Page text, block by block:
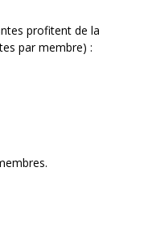
profitent de la
par membre) :